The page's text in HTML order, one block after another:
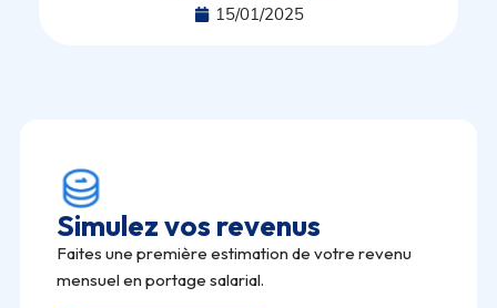
15/01/2025
Simulez vos revenus
Faites une première estimation de votre revenu
mensuel en portage salarial.